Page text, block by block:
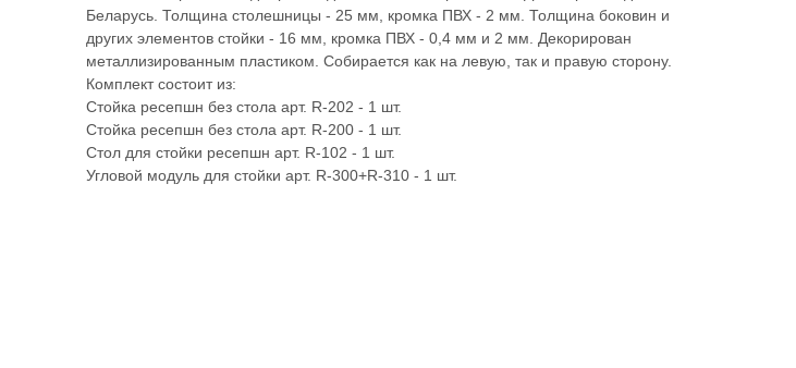
Беларусь. Толщина столешницы - 25 мм, кромка ПВХ - 2 мм. Толщина боковин и
других элементов стойки - 16 мм, кромка ПВХ - 0,4 мм и 2 мм. Декорирован
металлизированным пластиком. Собирается как на левую, так и правую сторону.
Комплект состоит из:
Стойка ресепшн без стола арт. R-202 - 1 шт.
Стойка ресепшн без стола арт. R-200 - 1 шт.
Стол для стойки ресепшн арт. R-102 - 1 шт.
Угловой модуль для стойки арт. R-300+R-310 - 1 шт.